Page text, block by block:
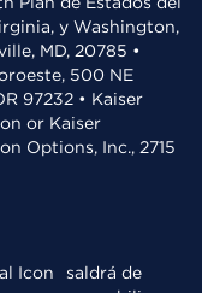
y Washington,
MD, 20785 •
500 NE
97232 • Kaiser
or Kaiser
Options, Inc., 2715
saldrá de